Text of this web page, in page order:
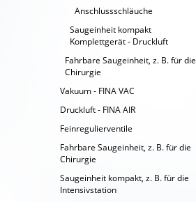
Anschlussschläuche
Saugeinheit kompakt
Komplettgerät - Druckluft
Fahrbare Saugeinheit, z. B. für die
Chirurgie
Vakuum - FINA VAC
Druckluft - FINA AIR
Feinregulierventile
Fahrbare Saugeinheit, z. B. für die
Chirurgie
Saugeinheit kompakt, z. B. für die
Intensivstation